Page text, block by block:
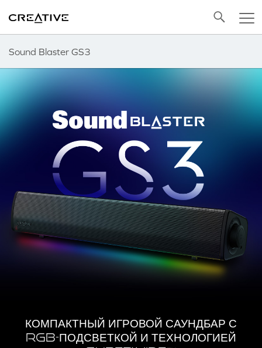
Sound Blaster GS3
Back to Top
КОМПАКТНЫЙ ИГРОВОЙ САУНДБАР С
RGB-ПОДСВЕТКОЙ И ТЕХНОЛОГИЕЙ